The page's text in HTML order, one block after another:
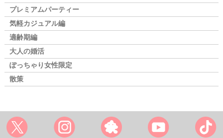
プレミアムパーティー
気軽カジュアル編
適齢期編
大人の婚活
ぽっちゃり女性限定
散策